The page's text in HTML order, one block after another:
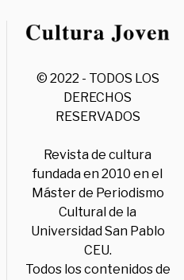
© 2022 - TODOS LOS
DERECHOS
RESERVADOS
Revista de cultura
fundada en 2010 en el
Máster de Periodismo
Cultural de la
Universidad San Pablo
CEU.
Todos los contenidos de